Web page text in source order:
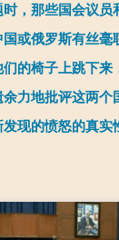
，那些国会议员
或俄罗斯有丝毫
的椅子上跳下来
力地批评这两个
现的愤怒的真实